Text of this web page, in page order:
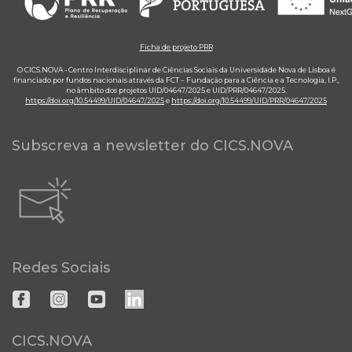
Ficha de projeto PRR
O CICS.NOVA - Centro Interdisciplinar de Ciências Sociais da Universidade Nova de Lisboa é
financiado por fundos nacionais através da FCT – Fundação para a Ciência e a Tecnologia, I.P.,
no âmbito dos projetos UID/04647/2025 e UID/PRR/04647/2025.
https://doi.org/10.54499/UID/04647/2025e https://doi.org/10.54499/UID/PRR/04647/2025
Subscreva a newsletter do CICS.NOVA
Redes Sociais
CICS.NOVA